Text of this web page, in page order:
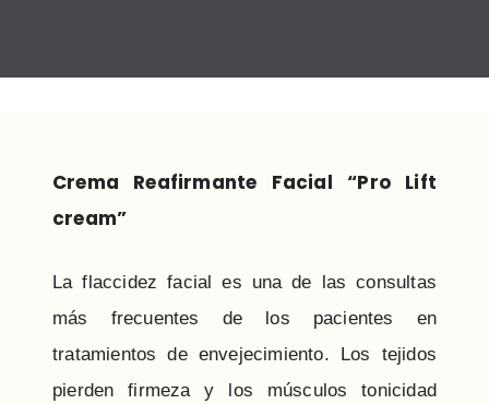
Crema Reafirmante Facial “Pro Lift
cream”
La flaccidez facial es una de las consultas
más frecuentes de los pacientes en
tratamientos de envejecimiento. Los tejidos
pierden firmeza y los músculos tonicidad